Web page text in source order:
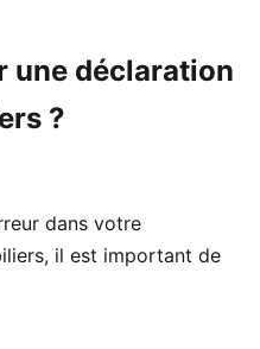
une déclaration
?
dans votre
il est important de